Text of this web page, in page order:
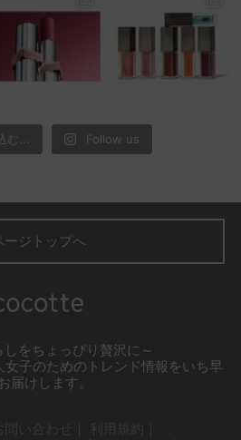
む... Follow us
ージトップへ
しをちょっぴり贅沢に～
子のためのトレンド情報をいち早
届けします。